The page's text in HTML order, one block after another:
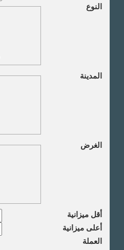
النوع
المدينة
الغرض
أقل ميزانية
أعلى ميزانية
العملة